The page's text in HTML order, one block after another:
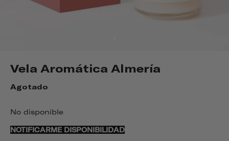
Vela Aromática Almería
Agotado
No disponible
NOTIFICARME DISPONIBILIDAD